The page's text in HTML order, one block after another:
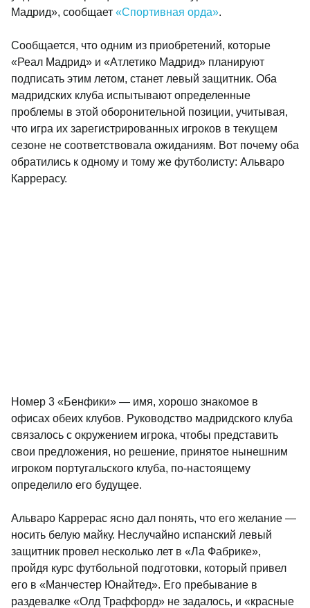
Мадрид», сообщает «Спортивная орда».
Сообщается, что одним из приобретений, которые
«Реал Мадрид» и «Атлетико Мадрид» планируют
подписать этим летом, станет левый защитник. Оба
мадридских клуба испытывают определенные
проблемы в этой оборонительной позиции, учитывая,
что игра их зарегистрированных игроков в текущем
сезоне не соответствовала ожиданиям. Вот почему оба
обратились к одному и тому же футболисту: Альваро
Каррерасу.
Номер 3 «Бенфики» — имя, хорошо знакомое в
офисах обеих клубов. Руководство мадридского клуба
связалось с окружением игрока, чтобы представить
свои предложения, но решение, принятое нынешним
игроком португальского клуба, по-настоящему
определило его будущее.
Альваро Каррерас ясно дал понять, что его желание —
носить белую майку. Неслучайно испанский левый
защитник провел несколько лет в «Ла Фабрике»,
пройдя курс футбольной подготовки, который привел
его в «Манчестер Юнайтед». Его пребывание в
раздевалке «Олд Траффорд» не задалось, и «красные